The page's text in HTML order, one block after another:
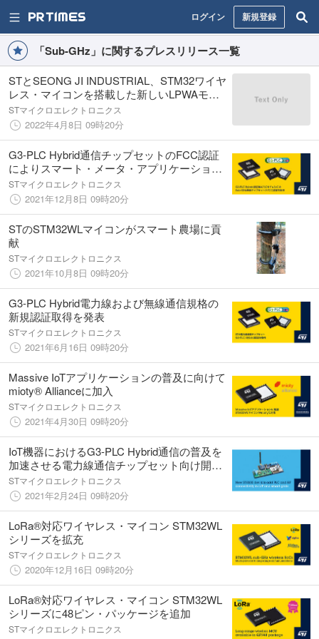
ログイン 新規登録
「Sub-GHz」に関するプレスリリース一覧
STとSEONG JI INDUSTRIAL、STM32ワイヤ
レス・マイコンを搭載した新しいLPWAモジ
ュールを発表
STマイクロエレクトロニクス
2022年4月8日 09時20分
G3-PLC Hybrid通信チップセットのFCC認証
によりスマート・メータ・アプリケーション
の接続を拡張
STマイクロエレクトロニクス
2021年12月8日 09時20分
STのSTM32WLマイコンがスマート農場に貢
献
STマイクロエレクトロニクス
2021年10月8日 09時20分
G3-PLC Hybrid電力線および無線通信規格の
新規認証取得を発表
STマイクロエレクトロニクス
2021年6月16日 09時20分
Massive IoTアプリケーションの普及に向けて
mioty® Allianceに加入
STマイクロエレクトロニクス
2021年4月30日 09時20分
IoT機器におけるG3-PLC Hybrid通信の普及を
加速させる電力線通信チップセット向け開発
キットを発表
STマイクロエレクトロニクス
2021年2月24日 09時20分
LoRa®対応ワイヤレス・マイコン STM32WL
シリーズを拡充
STマイクロエレクトロニクス
2020年12月16日 09時20分
LoRa®対応ワイヤレス・マイコン STM32WL
シリーズに48ピン・パッケージを追加
STマイクロエレクトロニクス